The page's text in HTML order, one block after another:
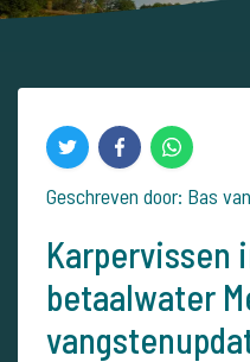
Geschreven door: Bas
Karpervissen
betaalwater